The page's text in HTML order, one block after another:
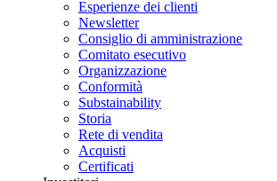
Esperienze dei clienti
Newsletter
Consiglio di amministrazione
Comitato esecutivo
Organizzazione
Conformità
Substainability
Storia
Rete di vendita
Acquisti
Certificati